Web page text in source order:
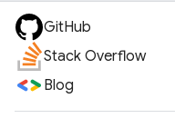
GitHub
Stack Overflow
Blog